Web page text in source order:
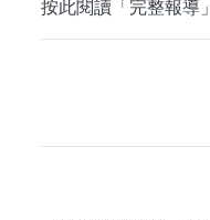
按此閱讀「完整報導」